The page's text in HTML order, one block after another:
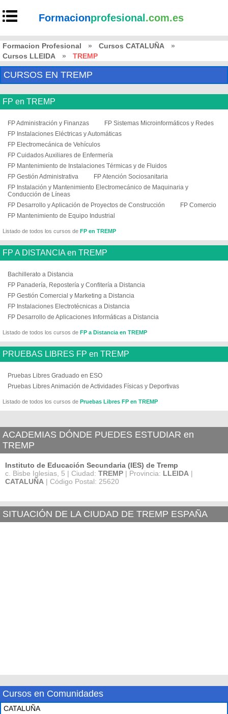
Formacionprofesional .com.es
Formacion Profesional » Cursos CATALUÑA
»
Cursos LLEIDA
» TREMP
CURSOS EN TREMP
FP en TREMP
FP Administración y Finanzas
FP Sistemas Microinformáticos y Redes
FP Instalaciones Eléctricas y Automáticas
FP Electromecánica de Vehículos
FP Cuidados Auxiliares de Enfermería
FP Mantenimiento de Instalaciones Térmicas y de Fluidos
FP Gestión Administrativa
FP Atención Sociosanitaria
FP Instalación y Mantenimiento Electromecánico de Maquinaria y
Conducción de Líneas
FP Desarrollo y Aplicación de Proyectos de Construcción
FP Comercio
FP Mantenimiento de Equipo Industrial
Listado de todos los cursos de FP en TREMP
FP A DISTANCIA en TREMP
Bachillerato a Distancia
FP Panadería, Repostería y Confitería a Distancia
FP Gestión Comercial y Marketing a Distancia
FP Instalaciones Electrotécnicas a Distancia
FP Desarrollo de Aplicaciones Informáticas a Distancia
Listado de todos los cursos de FP a Distancia en TREMP
PRUEBAS LIBRES FP en TREMP
Pruebas Libres Graduado en ESO
Pruebas Libres Animación de Actividades Físicas y Deportivas
Listado de todos los cursos de Pruebas Libres FP en TREMP
ACADEMIAS DÓNDE PUEDES ESTUDIAR en
TREMP
Instituto de Educación Secundaria (IES) de Tremp
c. Bisbe Iglesias, 5 | Ciudad: TREMP | Provincia: LLEIDA |
CATALUÑA | Código Postal: 25620
SITUACIÓN DE LA CIUDAD DE TREMP ESPAÑA
Cursos en Comunidades
CATALUÑA